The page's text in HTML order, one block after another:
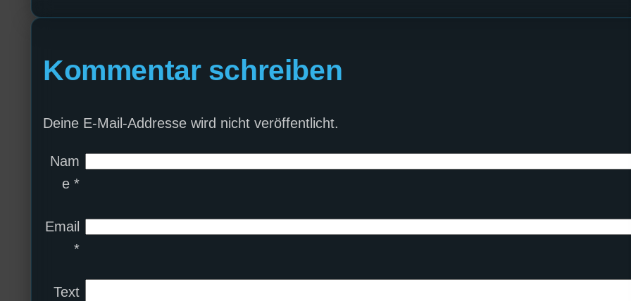
Kommentar schreiben
Deine E-Mail-Addresse wird nicht veröffentlicht.
Nam
e *
Email
*
Text